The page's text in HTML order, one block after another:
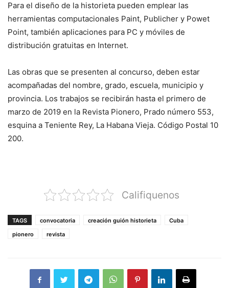
Para el diseño de la historieta pueden emplear las
herramientas computacionales Paint, Publicher y Powet
Point, también aplicaciones para PC y móviles de
distribución gratuitas en Internet.
Las obras que se presenten al concurso, deben estar
acompañadas del nombre, grado, escuela, municipio y
provincia. Los trabajos se recibirán hasta el primero de
marzo de 2019 en la Revista Pionero, Prado número 553,
esquina a Teniente Rey, La Habana Vieja. Código Postal 10
200.
Califiquenos
TAGS convocatoria creación guión historieta
Cuba
pionero
revista